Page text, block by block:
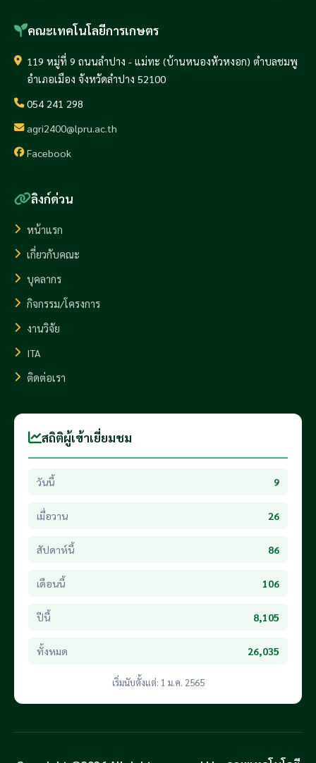
คณะเทคโนโลยีการเกษตร
119 หมู่ที่ 9 ถนนลำปาง - แม่ทะ (บ้านหนองหัวหงอก) ตำบลชมพู
อำเภอเมือง จังหวัดลำปาง 52100
054 241 298
agri2400@lpru.ac.th
Facebook
ลิงก์ด่วน
หน้าแรก
เกี่ยวกับคณะ
บุคลากร
กิจกรรม/โครงการ
งานวิจัย
ITA
ติดต่อเรา
สถิติผู้เข้าเยี่ยมชม
วันนี้ 9
เมื่อวาน 26
สัปดาห์นี้ 86
เดือนนี้ 106
ปีนี้ 8,105
ทั้งหมด 26,035
เริ่มนับตั้งแต่: 1 ม.ค. 2565